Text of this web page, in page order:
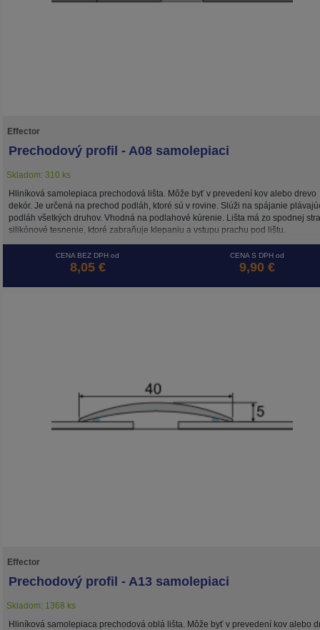
Effector
Prechodový profil - A08 samolepiaci
Skladom: 310 ks
Hliníková samolepiaca prechodová lišta. Môže byť v prevedení kov alebo drevo
dekór. Je určená na prechod podláh, ktoré sú v rovine. Slúži na spájanie
podláh všetkých druhov. Vhodná na podlahové kúrenie. Lišta má zo spodnej
silikónové tesnenie, ktoré zabraňuje klepaniu a vstupu prachu pod lištu.
CENA BEZ DPH od
8,05 €
CENA S DPH od
9,90 €
Effector
Prechodový profil - A13 samolepiaci
Skladom: 1368 ks
Hliníková samolepiaca prechodová oblá lišta. Môže byť v prevedení kov alebo